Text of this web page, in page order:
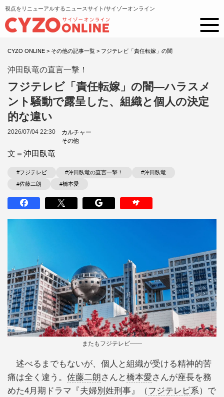
視点をリニューアルするニュースサイト/サイゾーオンライン
CYZO ONLINE > その他の記事一覧 > フジテレビ「責任転嫁」の闇
沖田臥竜の直言一撃！
フジテレビ「責任転嫁」の闇―ハラスメ
ント騒動で露呈した、組織と個人の決定
的な違い
2026/07/04 22:30
カルチャー
その他
文＝ 沖田臥竜
#フジテレビ #沖田臥竜の直言一撃！
#沖田臥竜
#佐藤二朗
#橋本愛
またもフジテレビ⋯⋯
述べるまでもないが、個人と組織が受ける精神的苦
痛は全く違う。 佐藤二朗さんと橋本愛さんが座長を務
めた4月期ドラマ『夫婦別姓刑事』（フジテレビ系）で